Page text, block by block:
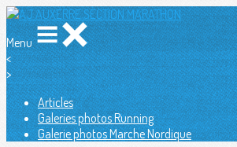
Menu
<
>
Articles
Galeries photos Running
Galerie photos Marche Nordique